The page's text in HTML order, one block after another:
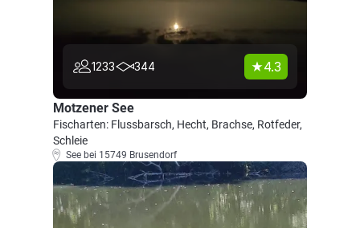
1233 344 4.3
Motzener See
Fischarten: Flussbarsch, Hecht, Brachse, Rotfeder,
Schleie
See bei 15749 Brusendorf